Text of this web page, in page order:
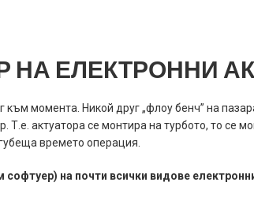
ЕЛЕКТРОННИ
момента. Никой друг „флоу бенч” на
Т.е. актуатора се монтира на турбото, то
времето операция.
на почти всички видове електронни